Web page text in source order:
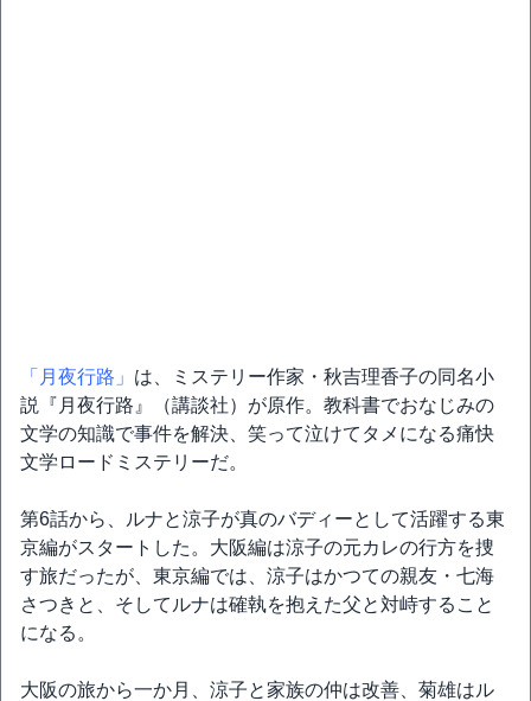
「月夜行路」 は、ミステリー作家・秋吉理香子の同名小
説『月夜行路』（講談社）が原作。教科書でおなじみの
文学の知識で事件を解決、笑って泣けてタメになる痛快
文学ロードミステリーだ。
第6話から、ルナと涼子が真のバディーとして活躍する東
京編がスタートした。大阪編は涼子の元カレの行方を捜
す旅だったが、東京編では、涼子はかつての親友・七海
さつきと、そしてルナは確執を抱えた父と対峙すること
になる。
大阪の旅から一か月、涼子と家族の仲は改善、菊雄はル